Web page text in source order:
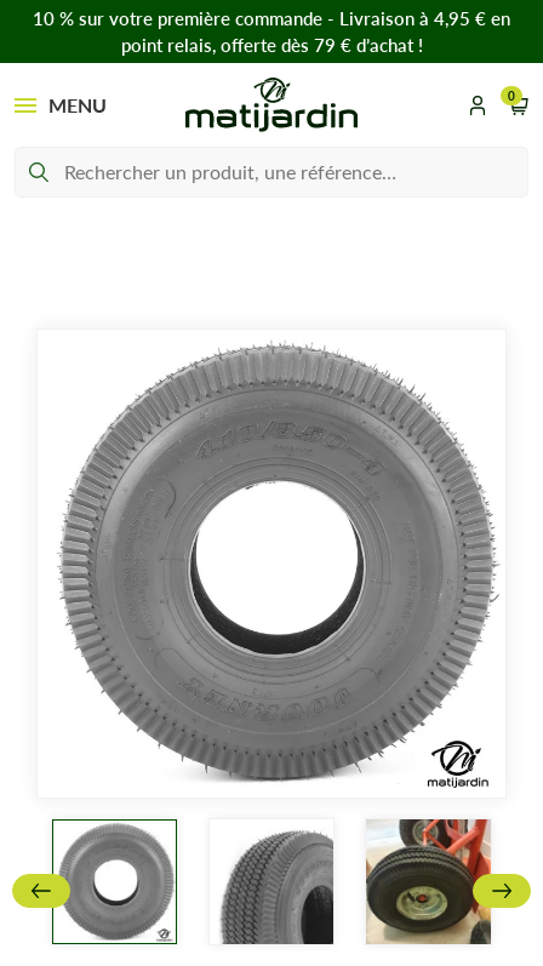
10 % sur votre première commande - Livraison à 4,95 € en
point relais, offerte dès 79 € d’achat !
MENU 0